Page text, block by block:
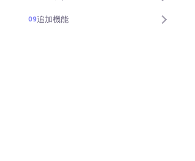
09追加機能